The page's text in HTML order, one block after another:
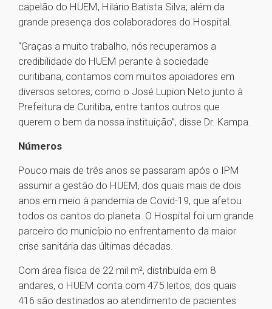
capelão do HUEM, Hilário Batista Silva; além da
grande presença dos colaboradores do Hospital.
“Graças a muito trabalho, nós recuperamos a
credibilidade do HUEM perante à sociedade
curitibana, contamos com muitos apoiadores em
diversos setores, como o José Lupion Neto junto à
Prefeitura de Curitiba, entre tantos outros que
querem o bem da nossa instituição”, disse Dr. Kampa.
Números
Pouco mais de três anos se passaram após o IPM
assumir a gestão do HUEM, dos quais mais de dois
anos em meio à pandemia de Covid-19, que afetou
todos os cantos do planeta. O Hospital foi um grande
parceiro do município no enfrentamento da maior
crise sanitária das últimas décadas.
Com área física de 22 mil m², distribuída em 8
andares, o HUEM conta com 475 leitos, dos quais
416 são destinados ao atendimento de pacientes